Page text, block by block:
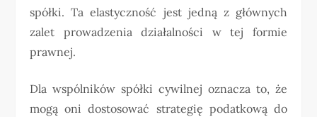
spółki. Ta elastyczność jest jedną z głównych
zalet prowadzenia działalności w tej formie
prawnej.
Dla wspólników spółki cywilnej oznacza to, że
mogą oni dostosować strategię podatkową do